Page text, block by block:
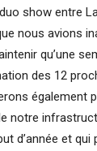
show entre
nous avions
qu’une
des 12
également
notre
d’année et qui